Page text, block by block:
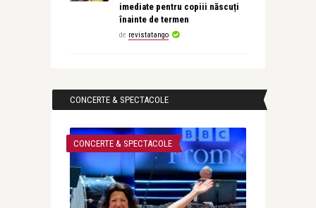
imediate pentru copiii născuți
înainte de termen
de revistatango
CONCERTE & SPECTACOLE
CONCERTE & SPECTACOLE